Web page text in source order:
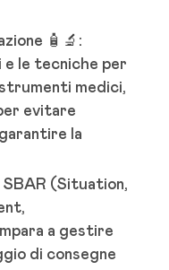
🧴🔬:
le tecniche per
medici,
evitare
la
SBAR (Situation,
a gestire
di consegne